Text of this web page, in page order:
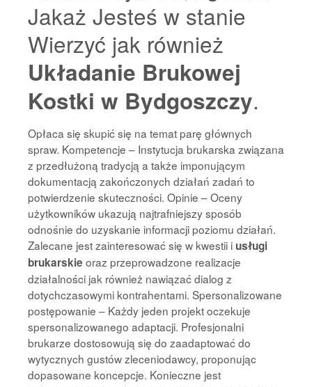
Jakaż Jesteś w stanie
Wierzyć jak również
Układanie Brukowej
Kostki w Bydgoszczy.
Opłaca się skupić się na temat parę głównych
spraw. Kompetencje – Instytucja brukarska związana
z przedłużoną tradycją a także imponującym
dokumentacją zakończonych działań zadań to
potwierdzenie skuteczności. Opinie – Oceny
użytkowników ukazują najtrafniejszy sposób
odnośnie do uzyskanie informacji poziomu działań.
Zalecane jest zainteresować się w kwestii i usługi
brukarskie oraz przeprowadzone realizacje
działalności jak również nawiązać dialog z
dotychczasowymi kontrahentami. Spersonalizowane
postępowanie – Każdy jeden projekt oczekuje
spersonalizowanego adaptacji. Profesjonalni
brukarze dostosowują się do zaadaptować do
wytycznych gustów zleceniodawcy, proponując
dopasowane koncepcje. Konieczne jest